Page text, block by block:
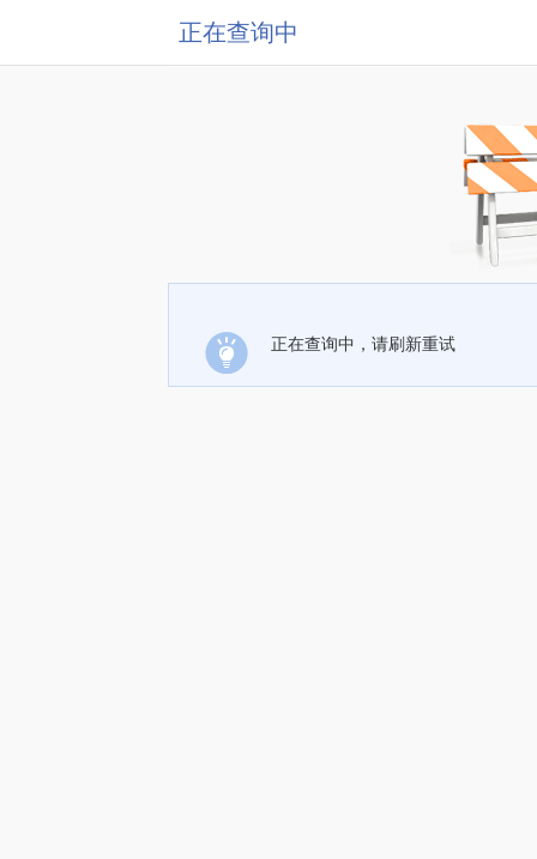
正在查询中
正在查询中，请刷新重试